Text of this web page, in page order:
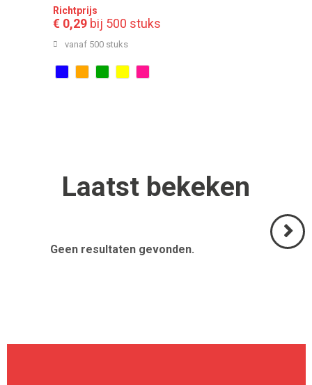
Richtprijs
€ 0,29 bij 500 stuks
vanaf 500 stuks
Laatst bekeken
Geen resultaten gevonden.